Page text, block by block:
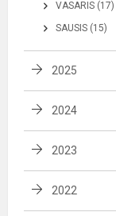
VASARIS (17)
SAUSIS (15)
2025
2024
2023
2022